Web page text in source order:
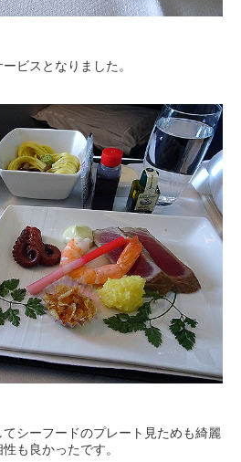
ビスとなりました。
シーフードのプレート見ためも綺麗
も良かったです。